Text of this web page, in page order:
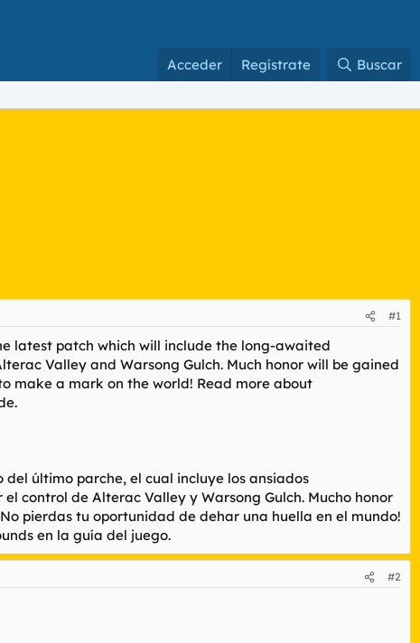
Acceder Regístrate Buscar
#1
latest patch which will include the long-awaited
Valley and Warsong Gulch. Much honor will be gained
make a mark on the world! Read more about
último parche, el cual incluye los ansiados
control de Alterac Valley y Warsong Gulch. Mucho honor
pierdas tu oportunidad de dehar una huella en el mundo!
en la guía del juego.
#2